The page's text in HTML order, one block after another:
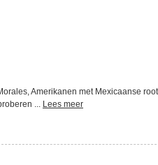
Amerikanen met Mexicaanse
... Lees meer